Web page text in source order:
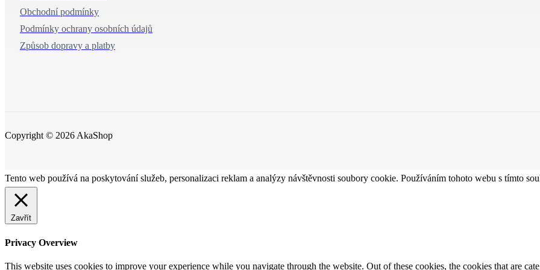
Obchodní podmínky
Podmínky ochrany osobních údajů
Způsob dopravy a platby
Copyright © 2026 AkaShop
Tento web používá na poskytování služeb, personalizaci reklam a analýzy návštěvnosti soubory cookie. Používáním tohoto webu s tímto
Zavřít
Privacy Overview
This website uses cookies to improve your experience while you navigate through the website. Out of these cookies, the cookies that are